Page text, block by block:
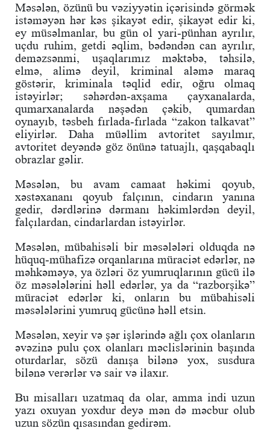
Məsələn, özünü bu vəziyyətin içərisində görmək
istəməyən hər kəs şikayət edir, şikayət edir ki,
ey müsəlmanlar, bu gün ol yari-pünhan ayrılır,
uçdu ruhim, getdi əqlim, bədəndən can ayrılır,
deməzsənmi, uşaqlarımız məktəbə, təhsilə,
elmə, alimə deyil, kriminal aləmə maraq
göstərir, kriminala təqlid edir, oğru olmaq
istəyirlər; səhərdən-axşama çayxanalarda,
qumarxanalarda nəşədən çəkib, qumardan
oynayıb, təsbeh fırlada-fırlada “zakon talkavat”
eliyirlər. Daha müəllim avtoritet sayılmır,
avtoritet deyəndə göz önünə tatuajlı, qaşqabaqlı
obrazlar gəlir.
Məsələn, bu avam camaat həkimi qoyub,
xəstəxananı qoyub falçının, cindarın yanına
gedir, dərdlərinə dərmanı həkimlərdən deyil,
falçılardan, cindarlardan istəyirlər.
Məsələn, mübahisəli bir məsələləri olduqda nə
hüquq-mühafizə orqanlarına müraciət edərlər, nə
məhkəməyə, ya özləri öz yumruqlarının gücü ilə
öz məsələlərini həll edərlər, ya da “razborşikə”
müraciət edərlər ki, onların bu mübahisəli
məsələlərini yumruq gücünə həll etsin.
Məsələn, xeyir və şər işlərində ağlı çox olanların
əvəzinə pulu çox olanları məclislərinin başında
oturdarlar, sözü danışa bilənə yox, susdura
bilənə verərlər və sair və ilaxır.
Bu misalları uzatmaq da olar, amma indi uzun
yazı oxuyan yoxdur deyə mən də məcbur olub
uzun sözün qısasından gedirəm.